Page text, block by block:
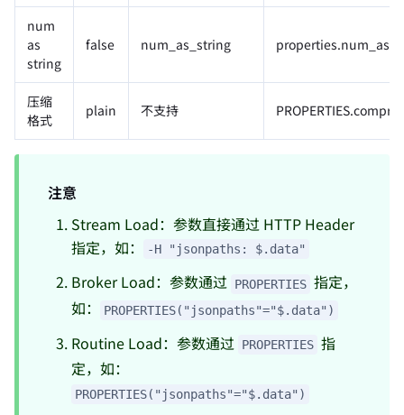
num
as
string
false num_as_string
压缩
格式
plain 不支持
注意
Stream Load：参数直接通过 HTTP Header
指定，如：
-H "jsonpaths: $.data"
Broker Load：参数通过 PROPERTIES 指定，
如：
PROPERTIES("jsonpaths"="$.data")
Routine Load：参数通过 PROPERTIES 指
定，如：
PROPERTIES("jsonpaths"="$.data")